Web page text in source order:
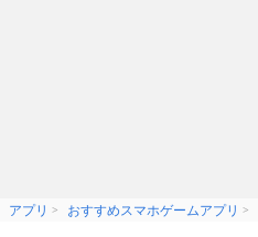
アプリ おすすめスマホゲームアプリ